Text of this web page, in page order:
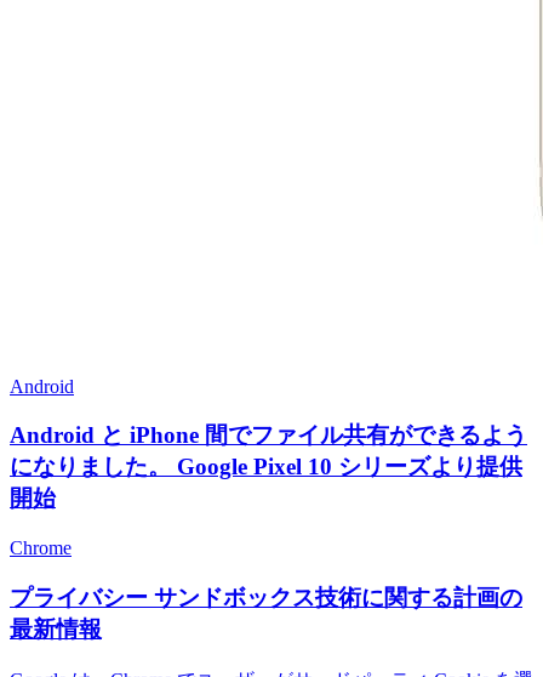
Android
Android と iPhone 間でファイル共有ができるよう
になりました。 Google Pixel 10 シリーズより提供
開始
Chrome
プライバシー サンドボックス技術に関する計画の
最新情報